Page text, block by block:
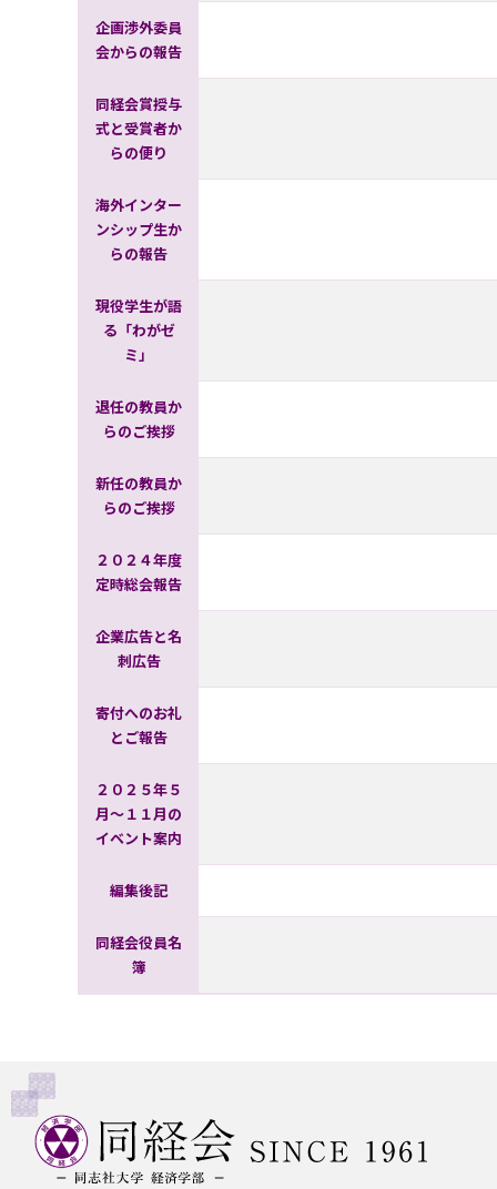
企画渉外委員
会からの報告
同経会賞授与
式と受賞者か
らの便り
海外インター
ンシップ生か
らの報告
現役学生が語
る「わがゼ
ミ」
退任の教員か
らのご挨拶
新任の教員か
らのご挨拶
２０２４年度
定時総会報告
企業広告と名
刺広告
寄付へのお礼
とご報告
２０２５年５
月～１１月の
イベント案内
編集後記
同経会役員名
簿